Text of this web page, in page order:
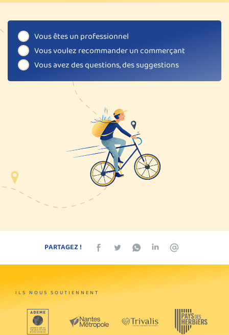
Vous êtes un professionnel
Vous voulez recommander un commerçant
Vous avez des questions, des suggestions
PARTAGEZ !
ILS NOUS SOUTIENNENT